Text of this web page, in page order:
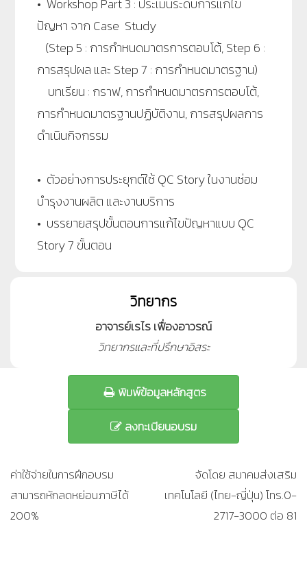
• Workshop Part 3 : ประเมินระดับการแก้ไข
ปัญหา จาก Case Study
(Step 5 : การกำหนดมาตรการตอบโต้, Step 6 :
การสรุปผล และ Step 7 : การกำหนดมาตรฐาน)
บทเรียน : กราฟ, การกำหนดมาตรการตอบโต้,
การกำหนดมาตรฐานปฏิบัติงาน, การสรุปผลการ
ดำเนินกิจกรรม
• ตัวอย่างการประยุกต์ใช้ QC Story ในงานซ่อม
บำรุงงานผลิต และงานบริการ
• บรรยายสรุปขั้นตอนการแก้ไขปัญหาแบบ QC
Story 7 ขั้นตอน
วิทยากร
อาจารย์เรไร เฟื่องอาวรณ์
วิทยากรและที่ปรึกษาอิสระ
พิมพ์ข้อมูลหลักสูตร
ลงทะเบียนอบรม
ค่าใช้จ่ายในการฝึกอบรม
สามารถหักลดหย่อนภาษีได้
200%
จัดโดย สมาคมส่งเสริม
เทคโนโลยี (ไทย-ญี่ปุ่น) โทร.0-
2717-3000 ต่อ 81